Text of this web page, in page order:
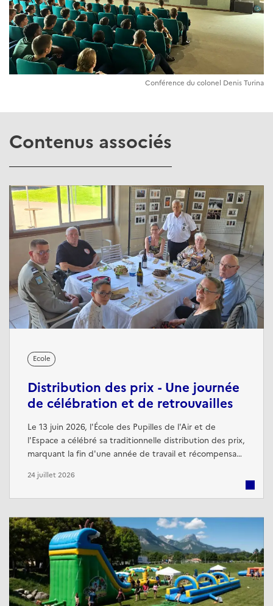
Conférence du colonel Denis Turina
Contenus associés
Ecole
Distribution des prix - Une journée
de célébration et de retrouvailles
Le 13 juin 2026, l'École des Pupilles de l'Air et de
l'Espace a célébré sa traditionnelle distribution des prix,
marquant la fin d'une année de travail et récompensant
leurs résultats et leur esprit de camaraderie. Cette
entreprises.
24 juillet 2026